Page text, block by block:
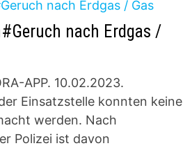
nach Erdgas /
APP. 10.02.2023.
Einsatzstelle konnten keine
werden. Nach
Polizei ist davon